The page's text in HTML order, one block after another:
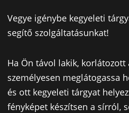
Vegye igénybe kegyeleti
segítő szolgáltatásunkat!
Ha Ön távol lakik, korlátozott
személyesen meglátogassa
és ott kegyeleti tárgyat
fényképet készítsen a sírról,